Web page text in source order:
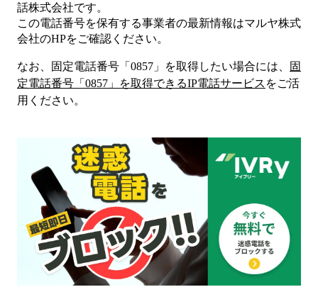
話株式会社です。
この電話番号を保有する事業者の最新情報はマルヤ株式
会社のHPをご確認ください。
なお、固定電話番号「 0857 」を取得したい場合には、
固
定電話番号「 0857 」を取得できるIP電話サービス をご活
用ください。